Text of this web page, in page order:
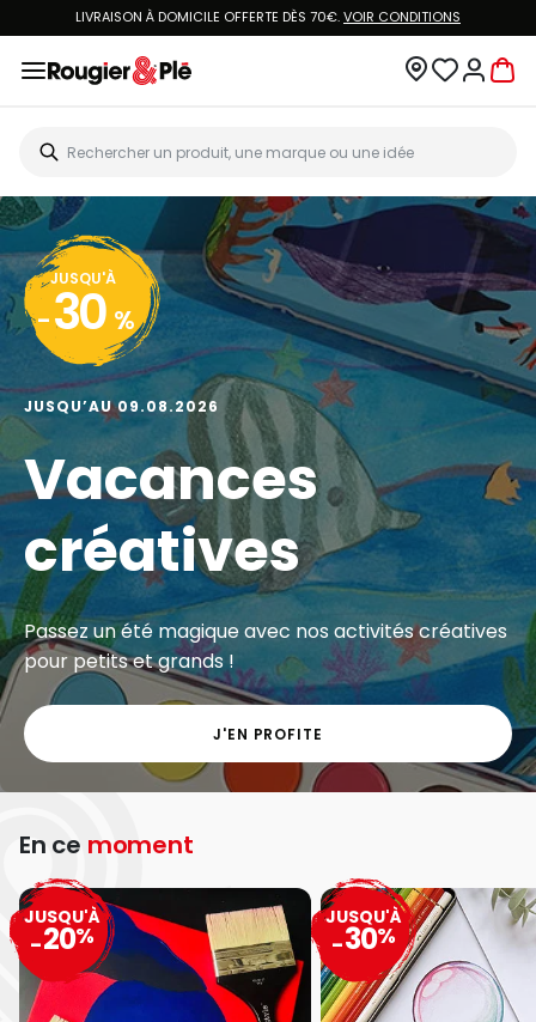
LIVRAISON À DOMICILE OFFERTE DÈS 70€.VOIR CONDITIONS
JUSQU'À
- 30 %
JUSQU’AU 09.08.2026
Vacances
créatives
Passez un été magique avec nos activités créatives
pour petits et grands !
J'EN PROFITE
En ce moment
JUSQU'À
-20%
JUSQU'À
-30%